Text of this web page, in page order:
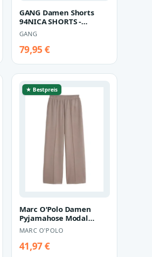
GANG Damen Shorts
94NICA SHORTS -
boyfriend fit Jeans
lovely denim blu…
GANG
79,95 €
★ Bestpreis
Marc O'Polo Damen
Pyjamahose Modal
AllureSchlafhose, Nacht
Hose, Loung…
MARC O'POLO
41,97 €